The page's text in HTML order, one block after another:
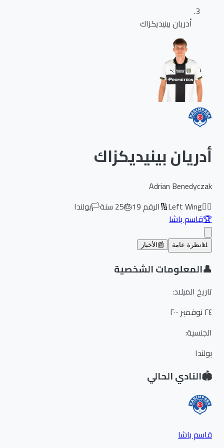
أدريان بينيديكزاك
أدريان بينيديكزاك
Adrian Benedyczak
Left Wing
🔢الرقم19
🎂
25سنة🏳️بولندا
قاسم باشا
نظرة عامة 📰 الأخبار
المعلومات الشخصية
تاريخ الميلاد:
الجنسية:
بولندا
النادي الحالي
قاسم باشا